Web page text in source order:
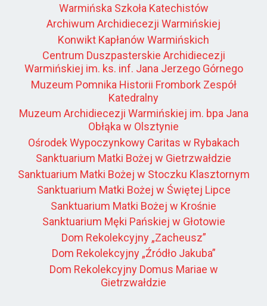
Warmińska Szkoła Katechistów
Archiwum Archidiecezji Warmińskiej
Konwikt Kapłanów Warmińskich
Centrum Duszpasterskie Archidiecezji
Warmińskiej im. ks. inf. Jana Jerzego Górnego
Muzeum Pomnika Historii Frombork Zespół
Katedralny
Muzeum Archidiecezji Warmińskiej im. bpa Jana
Obłąka w Olsztynie
Ośrodek Wypoczynkowy Caritas w Rybakach
Sanktuarium Matki Bożej w Gietrzwałdzie
Sanktuarium Matki Bożej w Stoczku Klasztornym
Sanktuarium Matki Bożej w Świętej Lipce
Sanktuarium Matki Bożej w Krośnie
Sanktuarium Męki Pańskiej w Głotowie
Dom Rekolekcyjny „Zacheusz”
Dom Rekolekcyjny „Źródło Jakuba”
Dom Rekolekcyjny Domus Mariae w
Gietrzwałdzie